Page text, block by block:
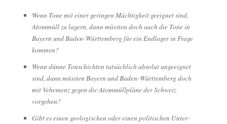
Wenn Tone mit einer gerin­gen Mäch­tig­keit geeig­net sind,
Atom­müll zu lagern, dann müss­ten doch auch die Tone in
Bay­ern und Baden-Würt­tem­berg für ein End­la­ger in Fra­ge
kommen?
Wenn dün­ne Ton­schich­ten tat­säch­lich abso­lut unge­eig­net
sind, dann müss­ten Bay­ern und Baden-Würt­tem­berg doch
mit Vehe­menz gegen die Atom­müll­plä­ne der Schweiz
vorgehen?
Gibt es einen geo­lo­gi­schen oder einen poli­ti­schen Unter­